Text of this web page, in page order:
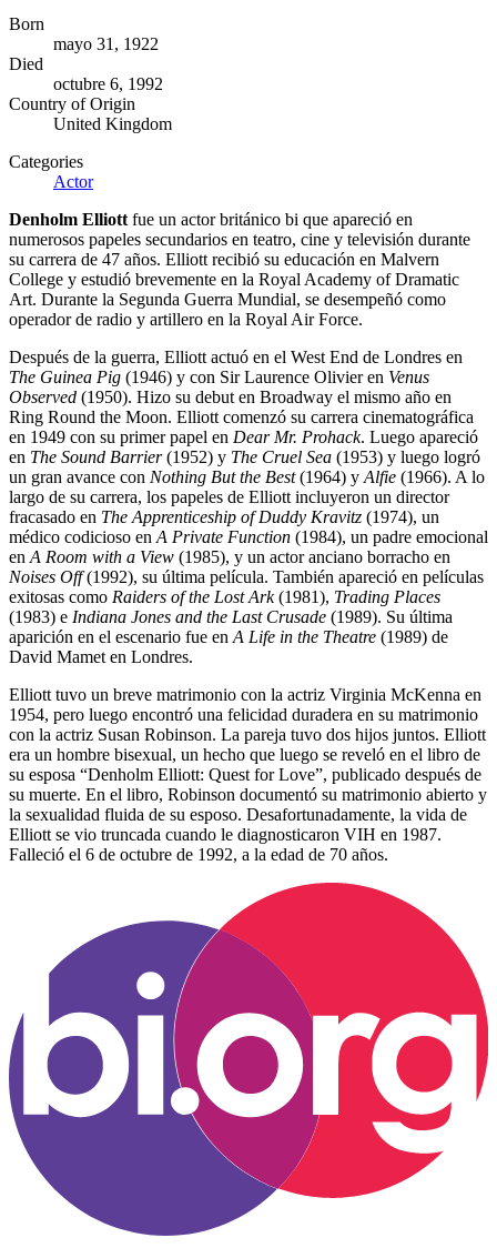
Born
mayo 31, 1922
Died
octubre 6, 1992
Country of Origin
United Kingdom
Categories
Actor
Denholm Elliott fue un actor británico bi que apareció en
numerosos papeles secundarios en teatro, cine y televisión durante
su carrera de 47 años. Elliott recibió su educación en Malvern
College y estudió brevemente en la Royal Academy of Dramatic
Art. Durante la Segunda Guerra Mundial, se desempeñó como
operador de radio y artillero en la Royal Air Force.
Después de la guerra, Elliott actuó en el West End de Londres en
The Guinea Pig (1946) y con Sir Laurence Olivier en Venus
Observed (1950). Hizo su debut en Broadway el mismo año en
Ring Round the Moon. Elliott comenzó su carrera cinematográfica
en 1949 con su primer papel en Dear Mr. Prohack. Luego apareció
en The Sound Barrier(1952) y The Cruel Sea (1953) y luego logró
un gran avance con Nothing But the Best(1964) y Alfie (1966). A lo
largo de su carrera, los papeles de Elliott incluyeron un director
fracasado en The Apprenticeship of Duddy Kravitz (1974), un
médico codicioso en A Private Function (1984), un padre emocional
en A Room with a View (1985), y un actor anciano borracho en
Noises Off(1992), su última película. También apareció en películas
exitosas como Raiders of the Lost Ark(1981), Trading Places
(1983) e Indiana Jones and the Last Crusade (1989). Su última
aparición en el escenario fue en A Life in the Theatre (1989) de
David Mamet en Londres.
Elliott tuvo un breve matrimonio con la actriz Virginia McKenna en
1954, pero luego encontró una felicidad duradera en su matrimonio
con la actriz Susan Robinson. La pareja tuvo dos hijos juntos. Elliott
era un hombre bisexual, un hecho que luego se reveló en el libro de
su esposa “Denholm Elliott: Quest for Love”, publicado después de
su muerte. En el libro, Robinson documentó su matrimonio abierto y
la sexualidad fluida de su esposo. Desafortunadamente, la vida de
Elliott se vio truncada cuando le diagnosticaron VIH en 1987.
Falleció el 6 de octubre de 1992, a la edad de 70 años.